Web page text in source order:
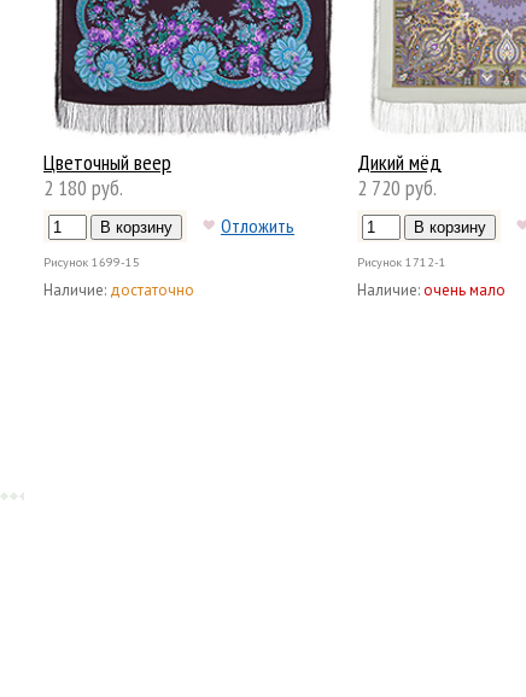
Цветочный веер
2 180 руб.
Отложить
Рисунок 1699-15
Наличие: достаточно
Дикий мёд
2 720 руб.
Рисунок 1712-1
Наличие:очень мало